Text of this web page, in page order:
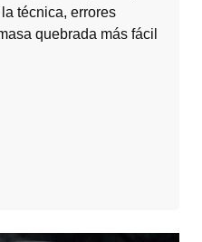
técnica, errores
quebrada más fácil